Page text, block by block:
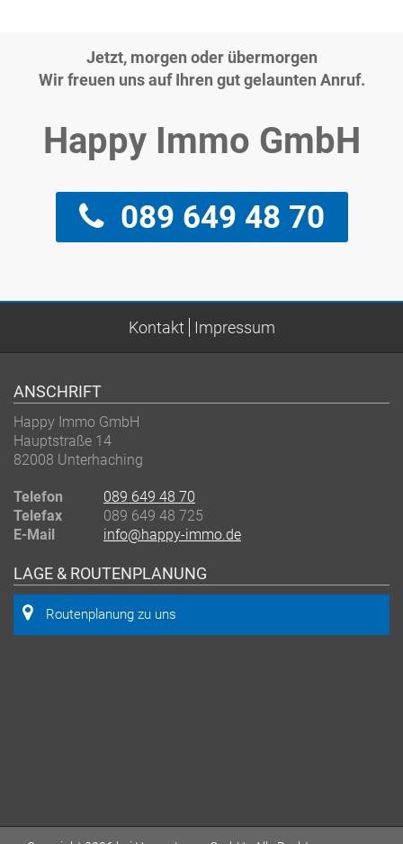
Jetzt, morgen oder übermorgen
Wir freuen uns auf Ihren gut gelaunten Anruf.
Happy Immo GmbH
089 649 48 70
Kontakt Impressum
ANSCHRIFT
Happy Immo GmbH
Hauptstraße 14
82008 Unterhaching
Telefon
089 649 48 70
Telefax
089 649 48 725
E-Mail
info@happy-immo.de
LAGE & ROUTENPLANUNG
Routenplanung zu uns